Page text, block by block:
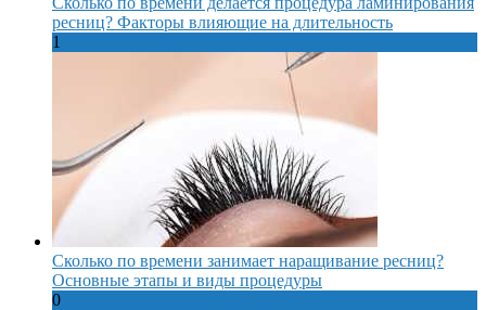
ресниц? Факторы влияющие на длительность
1
Сколько по времени занимает наращивание ресниц?
Основные этапы и виды процедуры
0